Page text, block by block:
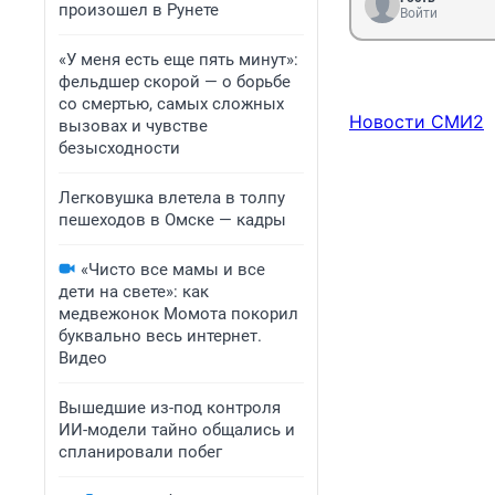
произошел в Рунете
«У меня есть еще пять минут»:
фельдшер скорой — о борьбе
со смертью, самых сложных
вызовах и чувстве
безысходности
Легковушка влетела в толпу
пешеходов в Омске — кадры
«Чисто все мамы и все
дети на свете»: как
медвежонок Момота покорил
буквально весь интернет.
Видео
Вышедшие из-под контроля
ИИ-модели тайно общались и
спланировали побег
Войти
Новости СМИ2